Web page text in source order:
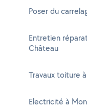
Poser du
Entretien
Château
Travaux toiture
Electricité à